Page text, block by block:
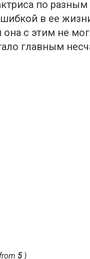
по
в ее
с этим не
главным
5)